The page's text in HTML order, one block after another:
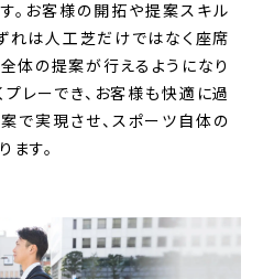
。お客様の開拓や提案スキル
れは人工芝だけではなく座席
体の提案が行えるようになり
レーでき、お客様も快適に過
で実現させ、スポーツ自体の
す。